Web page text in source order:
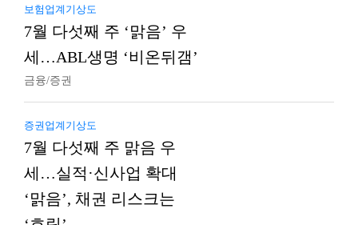
보험업계기상도
7월 다섯째 주 ‘맑음’ 우
세…ABL생명 ‘비온뒤갬’
금융/증권
증권업계기상도
7월 다섯째 주 맑음 우
세…실적·신사업 확대
‘맑음’, 채권 리스크는